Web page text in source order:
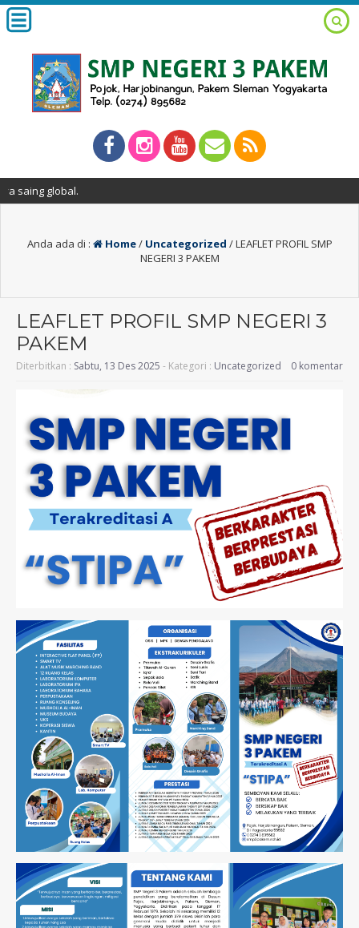
global.
Anda ada di : Home/ Uncategorized /LEAFLET PROFIL SMP
NEGERI 3 PAKEM
LEAFLET PROFIL SMP NEGERI 3
PAKEM
Diterbitkan : Sabtu, 13 Des 2025 - Kategori : Uncategorized 0 komentar